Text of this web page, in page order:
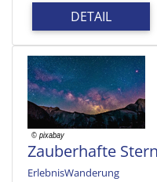
DETAIL
Zauberhafte
ErlebnisWanderung